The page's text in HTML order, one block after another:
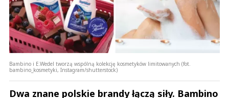
Bambino i E.Wedel tworzą wspólną kolekcję kosmetyków limitowanych (fot.
bambino_kosmetyki, Instagram/shutterstock)
Dwa znane polskie brandy łączą siły. Bambino